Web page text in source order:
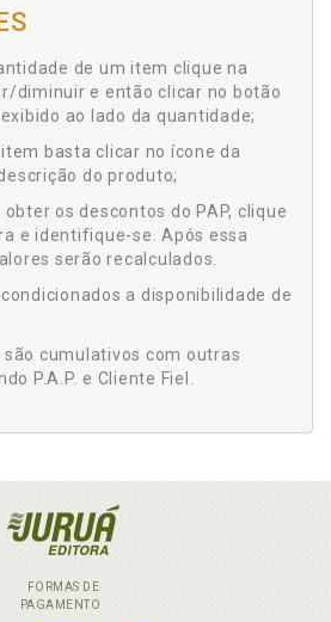
de um item clique na
diminuir e então clicar no botão
ao lado da quantidade;
basta clicar no ícone da
do produto;
os descontos do PAP, clique
e identifique-se. Após essa
serão recalculados.
a disponibilidade de
são cumulativos com outras
P.A.P. e Cliente Fiel.
FORMAS DE
PAGAMENTO